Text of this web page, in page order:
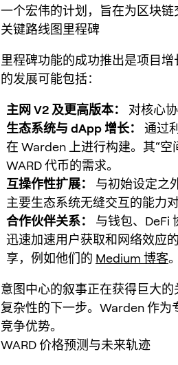
一个宏伟的计划，旨在为区块链
关键路线图里程碑
里程碑功能的成功推出是项目
的发展可能包括：
主网 V2 及更高版本：
对核心
生态系统与 dApp 增长：
通过
在 Warden 上进行构建。其“
WARD 代币的需求。
互操作性扩展：
与初始设定之
主要生态系统无缝交互的能力
合作伙伴关系：
与钱包、DeFi
迅速加速用户获取和网络效应
享，例如他们的 Medium 博客。
意图中心的叙事正在获得巨大
复杂性的下一步。Warden 作为
竞争优势。
WARD 价格预测与未来轨迹